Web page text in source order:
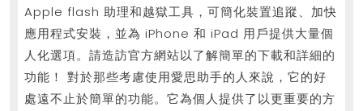
Apple flash 助理和越獄工具，可簡化裝置追蹤、加快
應用程式安裝，並為 iPhone 和 iPad 用戶提供大量個
人化選項。請造訪官方網站以了解簡單的下載和詳細的
功能！ 對於那些考慮使用愛思助手的人來說，它的好
處遠不止於簡單的功能。它為個人提供了以更重要的方